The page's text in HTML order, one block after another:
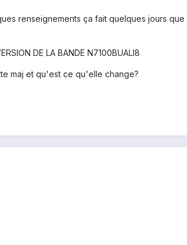
renseignements ça fait quelques jours
DE LA BANDE N7100BUALI8
maj et qu'est ce qu'elle change?